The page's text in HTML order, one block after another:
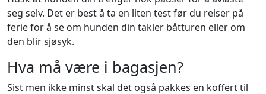
seg selv. Det er best å ta en liten test før du reiser på
ferie for å se om hunden din takler båtturen eller om
den blir sjøsyk.
Hva må være i bagasjen?
Sist men ikke minst skal det også pakkes en koffert til